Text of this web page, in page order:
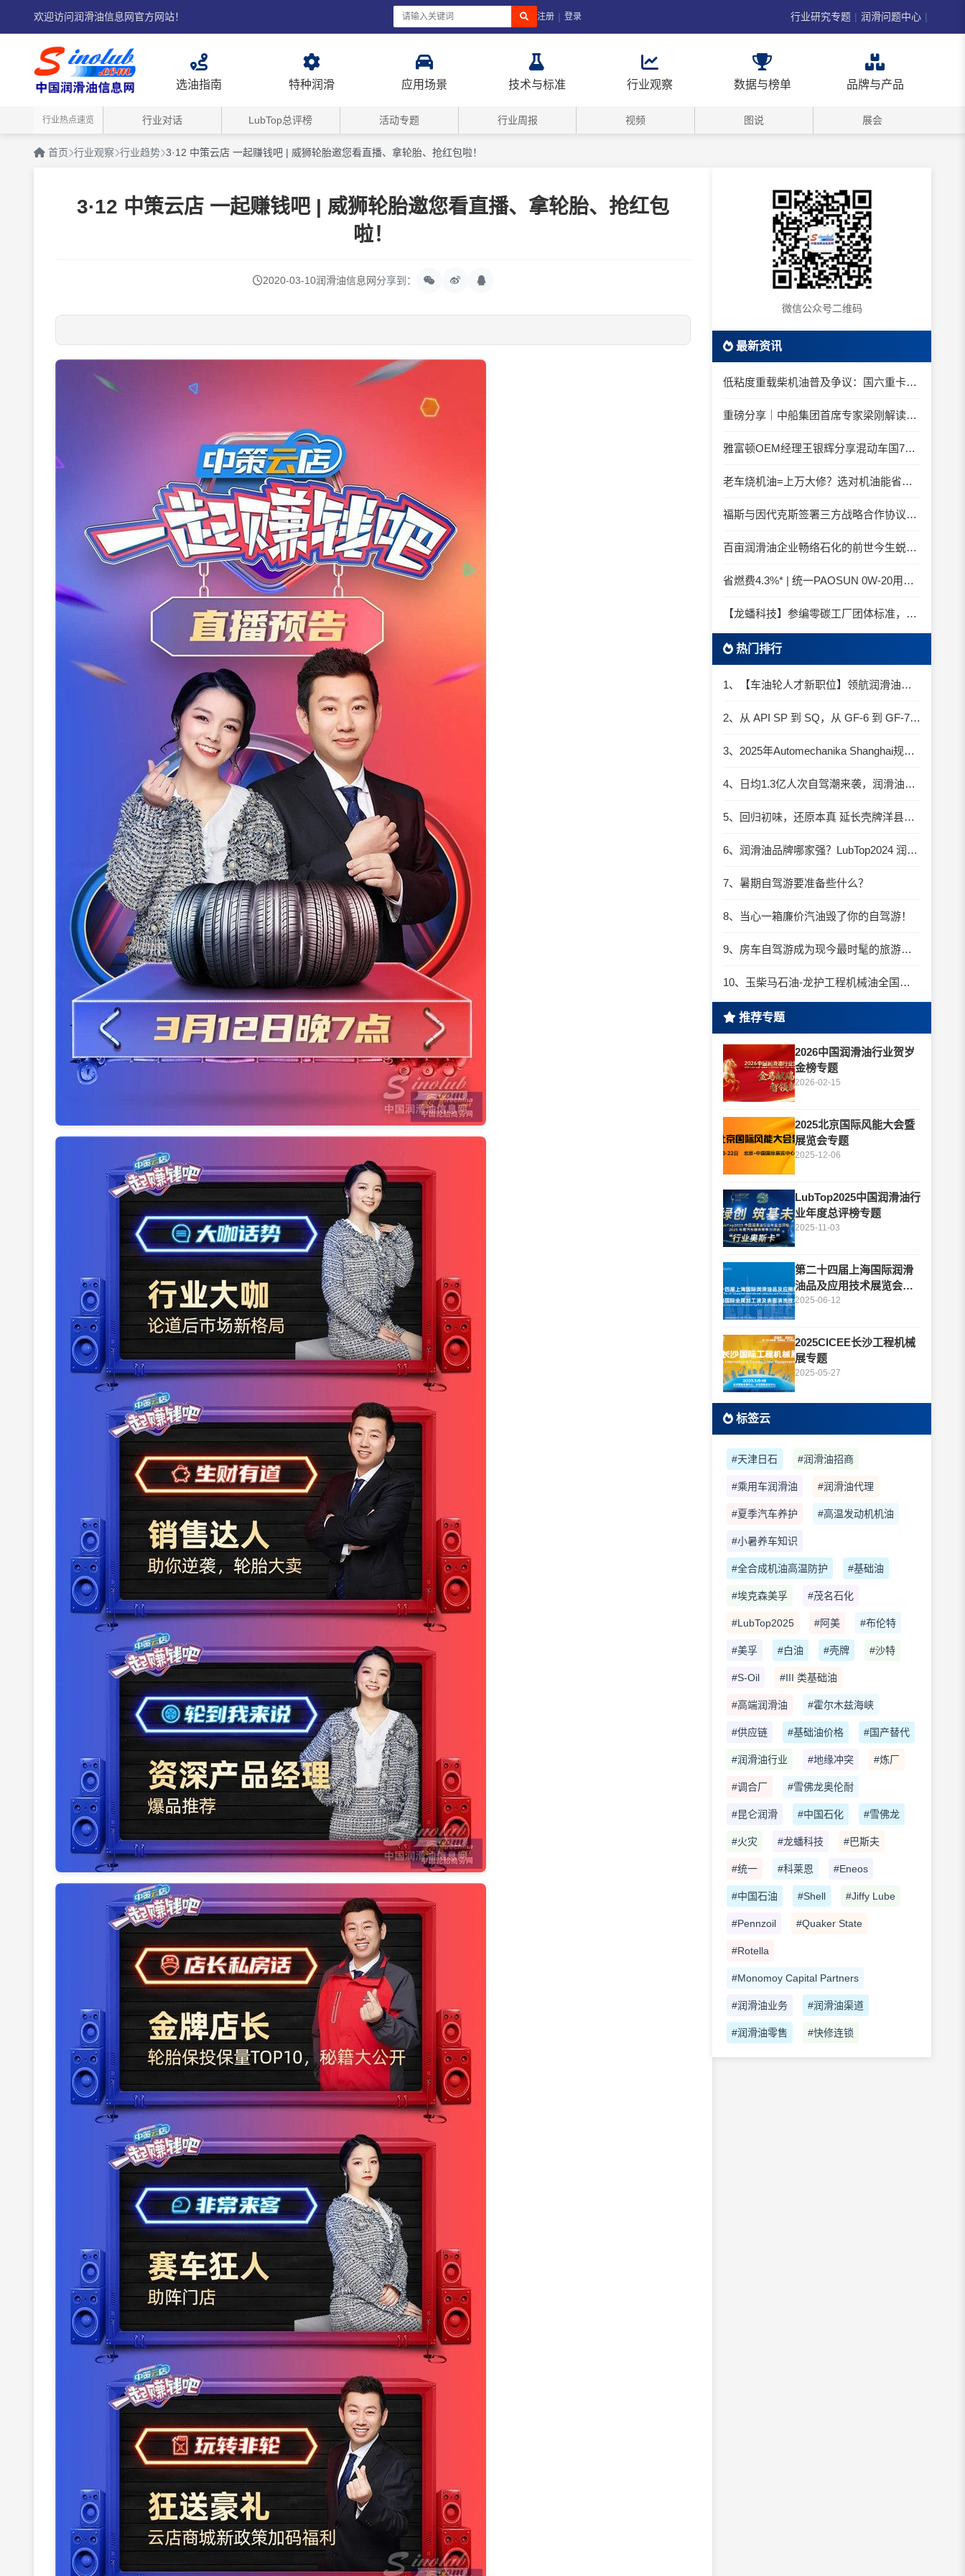
欢迎访问润滑油信息网官方网站！ 注册 | 登录 行业研究专题 | 润滑问题中心 |
选油指南 特种润滑 应用场景 技术与标准 行业观察 数据与榜单 品牌与产品
行业热点速览 行业对话 LubTop总评榜 活动专题 行业周报 视频 图说 展会
首页 行业观察 行业趋势 3·12 中策云店 一起赚钱吧 | 威狮轮胎邀您看直播、拿轮胎、抢红包啦！
3·12 中策云店 一起赚钱吧 | 威狮轮胎邀您看直播、拿轮胎、抢红包
啦！
2020-03-10润滑油信息网分享到：
微信公众号二维码
最新资讯
低粘度重载柴机油普及争议：国六重卡长期山区重载工况是否适合0W-20柴油机油？
重磅分享｜中船集团首席专家梁刚解读船舶动力润滑需求
雅富顿OEM经理王银辉分享混动车国7后处理系统的润滑油要求
老车烧机油=上万大修？选对机油能省大钱！
福斯与因代克斯签署三方战略合作协议，覆盖全系列机床
百亩润滑油企业畅络石化的前世今生蜕变之路
省燃费4.3%* | 统一PAOSUN 0W-20用认证和标准说话
【龙蟠科技】参编零碳工厂团体标准，龙蟠科技以绿色智造锚定零碳未来
热门排行
1、【车油轮人才新职位】领航润滑油优质职位招聘
2、从 API SP 到 SQ，从 GF-6 到 GF-7：润滑油技术壁垒再升高，你准备好了吗？
3、2025年Automechanika Shanghai规模再度扩大：首次启用国家会展中心（上海）全部15个展馆
4、日均1.3亿人次自驾潮来袭，润滑油行业解锁增长新密码​
5、回归初味，还原本真 延长壳牌洋县踏春自驾游
6、润滑油品牌哪家强？LubTop2024 润滑油总评榜荣耀张榜
7、暑期自驾游要准备些什么？
8、当心一箱廉价汽油毁了你的自驾游！
9、房车自驾游成为现今最时髦的旅游方式
10、玉柴马石油-龙护工程机械油全国招商丨卓越的品质，专业的品牌！
推荐专题
2026中国润滑油行业贺岁
金榜专题
2026-02-15
2025北京国际风能大会暨
展览会专题
2025-12-06
LubTop2025中国润滑油行
业年度总评榜专题
2025-11-03
第二十四届上海国际润滑
油品及应用技术展览会专
题
2025-06-12
2025CICEE长沙工程机械
展专题
2025-05-27
标签云
#天津日石 #润滑油招商
#乘用车润滑油 #润滑油代理
#夏季汽车养护 #高温发动机机油
#小暑养车知识
#全合成机油高温防护 #基础油
#埃克森美孚 #茂名石化
#LubTop2025 #阿美 #布伦特
#美孚 #白油 #壳牌 #沙特
#S-Oil #III 类基础油
#高端润滑油 #霍尔木兹海峡
#供应链 #基础油价格 #国产替代
#润滑油行业 #地缘冲突 #炼厂
#调合厂 #雪佛龙奥伦耐
#昆仑润滑 #中国石化 #雪佛龙
#火灾 #龙蟠科技 #巴斯夫
#统一 #科莱恩 #Eneos
#中国石油 #Shell #Jiffy Lube
#Pennzoil #Quaker State
#Rotella
#Monomoy Capital Partners
#润滑油业务 #润滑油渠道
#润滑油零售 #快修连锁